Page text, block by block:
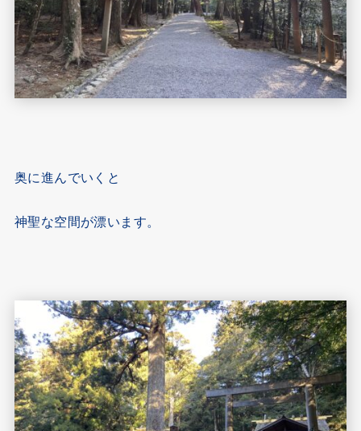
奥に進んでいくと
神聖な空間が漂います。